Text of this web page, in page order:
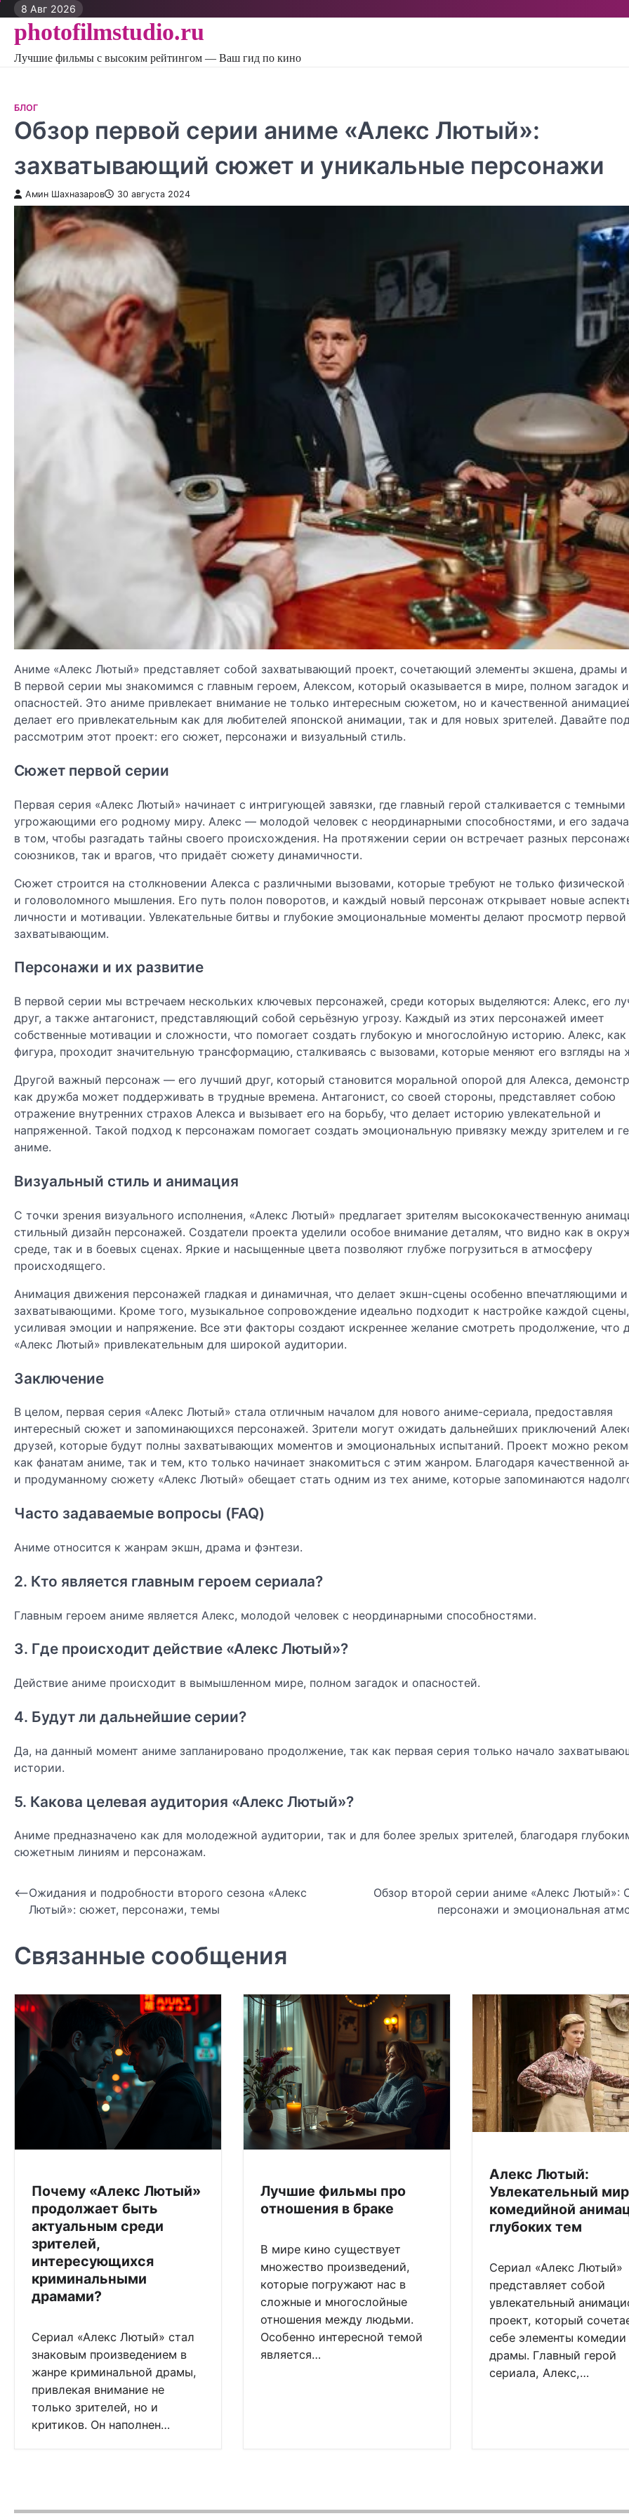
Перейти
контенту
8 Авг 2026
photofilmstudio.ru
Лучшие фильмы с высоким рейтингом — Ваш гид по кино
БЛОГ
Обзор первой серии аниме «Алекс Лютый»:
захватывающий сюжет и уникальные персонажи
Амин Шахназаров 30 августа 2024
Аниме «Алекс Лютый» представляет собой захватывающий проект, сочетающий элементы экшена, драмы и
В первой серии мы знакомимся с главным героем, Алексом, который оказывается в мире, полном загадок и
опасностей. Это аниме привлекает внимание не только интересным сюжетом, но и качественной
делает его привлекательным как для любителей японской анимации, так и для новых зрителей. Давайте
рассмотрим этот проект: его сюжет, персонажи и визуальный стиль.
Сюжет первой серии
Первая серия «Алекс Лютый» начинает с интригующей завязки, где главный герой сталкивается с
угрожающими его родному миру. Алекс — молодой человек с неординарными способностями, и его
в том, чтобы разгадать тайны своего происхождения. На протяжении серии он встречает разных
союзников, так и врагов, что придаёт сюжету динамичности.
Сюжет строится на столкновении Алекса с различными вызовами, которые требуют не только физической
и головоломного мышления. Его путь полон поворотов, и каждый новый персонаж открывает новые
личности и мотивации. Увлекательные битвы и глубокие эмоциональные моменты делают просмотр первой
захватывающим.
Персонажи и их развитие
В первой серии мы встречаем нескольких ключевых персонажей, среди которых выделяются: Алекс, его
друг, а также антагонист, представляющий собой серьёзную угрозу. Каждый из этих персонажей имеет
собственные мотивации и сложности, что помогает создать глубокую и многослойную историю. Алекс, как
фигура, проходит значительную трансформацию, сталкиваясь с вызовами, которые меняют его взгляды на
Другой важный персонаж — его лучший друг, который становится моральной опорой для Алекса,
как дружба может поддерживать в трудные времена. Антагонист, со своей стороны, представляет собою
отражение внутренних страхов Алекса и вызывает его на борьбу, что делает историю увлекательной и
напряженной. Такой подход к персонажам помогает создать эмоциональную привязку между зрителем и
аниме.
Визуальный стиль и анимация
С точки зрения визуального исполнения, «Алекс Лютый» предлагает зрителям высококачественную
стильный дизайн персонажей. Создатели проекта уделили особое внимание деталям, что видно как в
среде, так и в боевых сценах. Яркие и насыщенные цвета позволяют глубже погрузиться в атмосферу
происходящего.
Aнимация движения персонажей гладкая и динамичная, что делает экшн-сцены особенно впечатляющими и
захватывающими. Кроме того, музыкальное сопровождение идеально подходит к настройке каждой сцены,
усиливая эмоции и напряжение. Все эти факторы создают искреннее желание смотреть продолжение, что
«Алекс Лютый» привлекательным для широкой аудитории.
Заключение
В целом, первая серия «Алекс Лютый» стала отличным началом для нового аниме-сериала, предоставляя
интересный сюжет и запоминающихся персонажей. Зрители могут ожидать дальнейших приключений
друзей, которые будут полны захватывающих моментов и эмоциональных испытаний. Проект можно
как фанатам аниме, так и тем, кто только начинает знакомиться с этим жанром. Благодаря качественной
и продуманному сюжету «Алекс Лютый» обещает стать одним из тех аниме, которые запоминаются
Часто задаваемые вопросы (FAQ)
Аниме относится к жанрам экшн, драма и фэнтези.
2. Кто является главным героем сериала?
Главным героем аниме является Алекс, молодой человек с неординарными способностями.
3. Где происходит действие «Алекс Лютый»?
Действие аниме происходит в вымышленном мире, полном загадок и опасностей.
4. Будут ли дальнейшие серии?
Да, на данный момент аниме запланировано продолжение, так как первая серия только начало
истории.
5. Какова целевая аудитория «Алекс Лютый»?
Аниме предназначено как для молодежной аудитории, так и для более зрелых зрителей, благодаря
сюжетным линиям и персонажам.
Навигация
по
⟵Ожидания и подробности второго сезона «Алекс
Лютый»: сюжет, персонажи, темы
Обзор второй серии аниме «Алекс Лютый»:
персонажи и эмоциональная
Связанные сообщения
Почему «Алекс Лютый»
продолжает быть
актуальным среди
зрителей,
интересующихся
криминальными
драмами?
Сериал «Алекс Лютый» стал
знаковым произведением в
жанре криминальной драмы,
привлекая внимание не
только зрителей, но и
критиков. Он наполнен…
Лучшие фильмы про
отношения в браке
В мире кино существует
множество произведений,
которые погружают нас в
сложные и многослойные
отношения между людьми.
Особенно интересной темой
является…
Алекс Лютый:
Увлекательный мир
комедийной
глубоких тем
Сериал «Алекс Лютый»
представляет собой
увлекательный
проект, который
себе элементы комедии
драмы. Главный герой
сериала, Алекс,…